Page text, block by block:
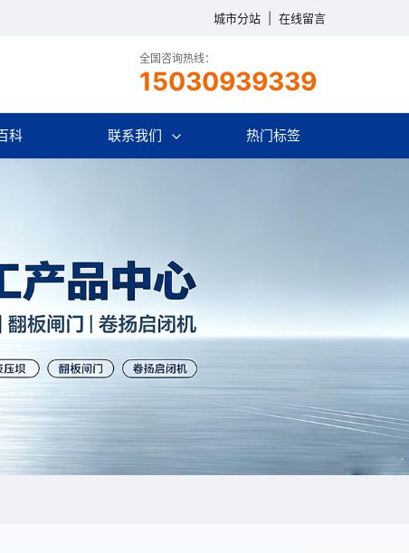
城市分站 在线留言
全国咨询热线：
15030939339
科 联系我们 热门标签